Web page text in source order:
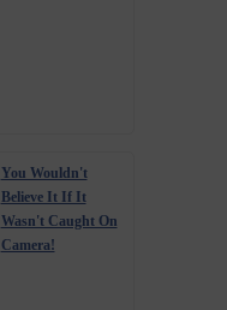
You Wouldn't
Believe It If It
Wasn't Caught On
Camera!